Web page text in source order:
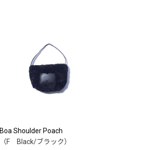
Boa Shoulder Poach
（F Black/ブラック）